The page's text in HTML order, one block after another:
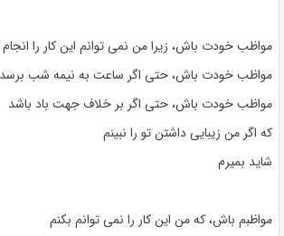
مواظب خودت باش، زیرا من نمی توانم این کار را
مواظب خودت باش، حتی اگر ساعت به نیمه شب برسد
مواظب خودت باش، حتی اگر بر خلاف جهت باد باشد
که اگر من زیبایی داشتن تو را نبینم
شاید بمیرم
مواظبم باش، که من این کار را نمی توانم بکنم